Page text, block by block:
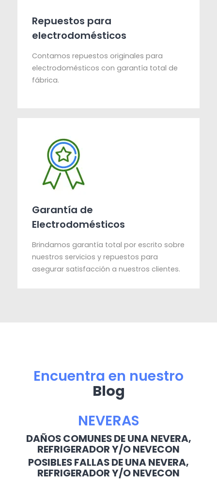
Repuestos para
electrodomésticos
Contamos repuestos originales para
electrodomésticos con garantía total de
fábrica.
Garantía de
Electrodomésticos
Brindamos garantía total por escrito sobre
nuestros servicios y repuestos para
asegurar satisfacción a nuestros clientes.
Encuentra en nuestro
Blog
NEVERAS
DAÑOS COMUNES DE UNA NEVERA,
REFRIGERADOR Y/O NEVECON
POSIBLES FALLAS DE UNA NEVERA,
REFRIGERADOR Y/O NEVECON